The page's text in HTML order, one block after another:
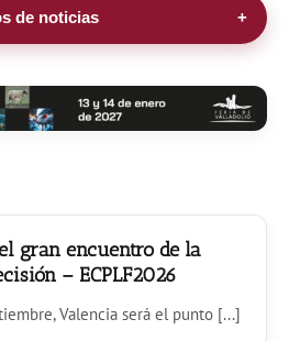
Account
gran encuentro de la
– ECPLF2026
Valencia será el punto [...]
de noticias +